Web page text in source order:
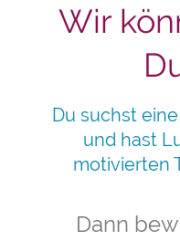
Wir
Du suchst
und hast
motivierten
Dann